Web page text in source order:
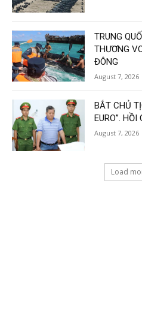
TRUNG
THƯƠNG
ĐÔNG
August 7, 2026
BẮT CHỦ
EURO”.
August 7, 2026
Load